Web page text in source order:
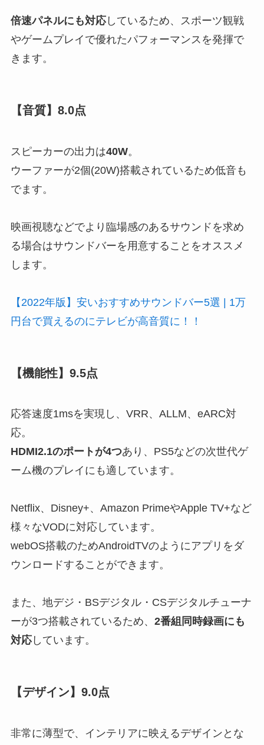
倍速パネルにも対応しているため、スポーツ観戦
やゲームプレイで優れたパフォーマンスを発揮で
きます。
【音質】8.0点
スピーカーの出力は40W。
ウーファーが2個(20W)搭載されているため低音も
でます。
映画視聴などでより臨場感のあるサウンドを求め
る場合はサウンドバーを用意することをオススメ
します。
【2022年版】安いおすすめサウンドバー5選 | 1万
円台で買えるのにテレビが高音質に！！
【機能性】9.5点
応答速度1msを実現し、VRR、ALLM、eARC対
応。
HDMI2.1のポートが4つあり、PS5などの次世代ゲ
ーム機のプレイにも適しています。
Netflix、Disney+、Amazon PrimeやApple TV+など
様々なVODに対応しています。
webOS搭載のためAndroidTVのようにアプリをダ
ウンロードすることができます。
また、地デジ・BSデジタル・CSデジタルチューナ
ーが3つ搭載されているため、 2番組同時録画にも
対応しています。
【デザイン】9.0点
非常に薄型で、インテリアに映えるデザインとな